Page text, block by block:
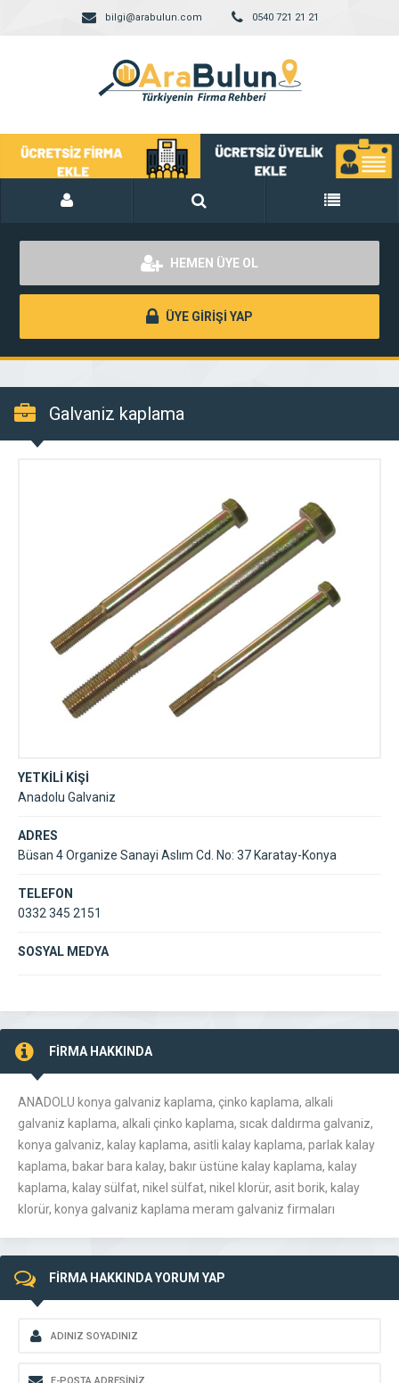
bilgi@arabulun.com 0540 721 21 21
HEMEN ÜYE OL
ÜYE GİRİŞİ YAP
Galvaniz kaplama
YETKİLİ KİŞİ
Anadolu Galvaniz
ADRES
Büsan 4 Organize Sanayi Aslım Cd. No: 37 Karatay-Konya
TELEFON
0332 345 2151
SOSYAL MEDYA
FİRMA HAKKINDA
ANADOLU konya galvaniz kaplama, çinko kaplama, alkali
galvaniz kaplama, alkali çinko kaplama, sıcak daldırma galvaniz,
konya galvaniz, kalay kaplama, asitli kalay kaplama, parlak kalay
kaplama, bakar bara kalay, bakır üstüne kalay kaplama, kalay
kaplama, kalay sülfat, nikel sülfat, nikel klorür, asit borik, kalay
klorür, konya galvaniz kaplama meram galvaniz firmaları
FİRMA HAKKINDA YORUM YAP